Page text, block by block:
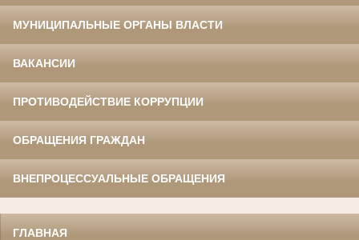
МУНИЦИПАЛЬНЫЕ ОРГАНЫ ВЛАСТИ
ВАКАНСИИ
ПРОТИВОДЕЙСТВИЕ КОРРУПЦИИ
ОБРАЩЕНИЯ ГРАЖДАН
ВНЕПРОЦЕССУАЛЬНЫЕ ОБРАЩЕНИЯ
ГЛАВНАЯ